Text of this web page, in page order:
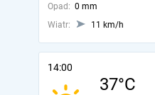
Opad: 0 mm
Wiatr:
11 km/h
14:00
37°C